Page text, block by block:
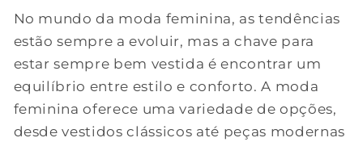
No mundo da moda feminina, as tendências
estão sempre a evoluir, mas a chave para
estar sempre bem vestida é encontrar um
equilíbrio entre estilo e conforto. A moda
feminina oferece uma variedade de opções,
desde vestidos clássicos até peças modernas